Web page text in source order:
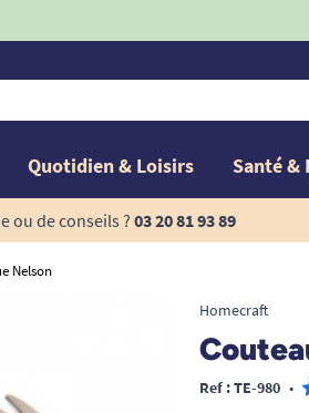
Quotidien & Loisirs Santé &
ou de conseils ? 03 20 81 93 89
Nelson
Homecraft
Ref : TE-980 •